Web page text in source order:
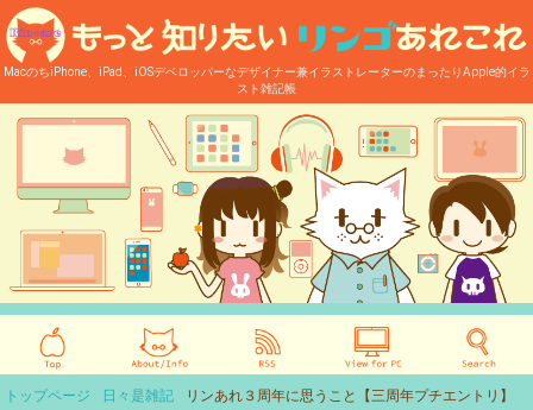
MacのちiPhone、iPad、iOSデベロッパーなデザイナー兼イラストレーターのまったりApple的イラ
スト雑記帳
トップページ 日々是雑記 リンあれ３周年に思うこと【三周年プチエントリ】